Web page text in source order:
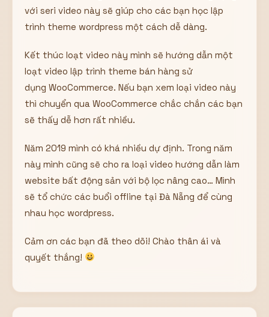
với seri video này sẽ giúp cho các bạn học lập
trình theme wordpress một cách dễ dàng.
Kết thúc loạt video này mình sẽ hướng dẫn một
loạt video lập trình theme bán hàng sử
dụng WooCommerce. Nếu bạn xem loại video này
thì chuyển qua WooCommerce chắc chắn các bạn
sẽ thấy dễ hơn rất nhiều.
Năm 2019 mình có khá nhiều dự định. Trong năm
này mình cũng sẽ cho ra loại video hướng dẫn làm
website bất động sản với bộ lọc nâng cao… Mình
sẽ tổ chức các buổi offline tại Đà Nẵng để cùng
nhau học wordpress.
Cảm ơn các bạn đã theo dõi! Chào thân ái và
quyết thắng!